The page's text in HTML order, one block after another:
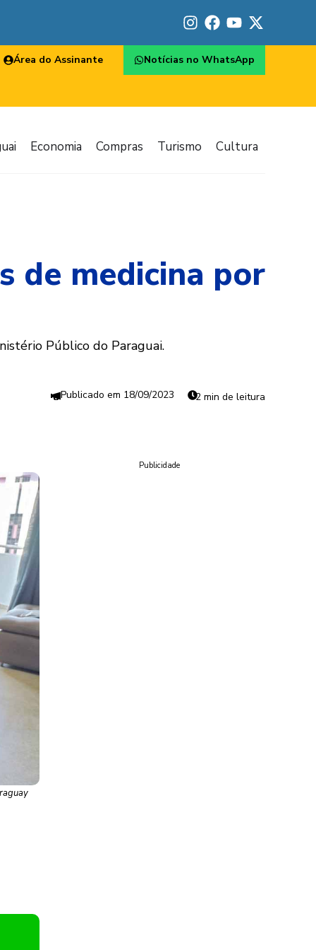
Área do Assinante Notícias no WhatsApp
Economia Compras Turismo Cultura
de medicina por
Público do Paraguai.
18/09/2023 2 min de leitura
Publicidade